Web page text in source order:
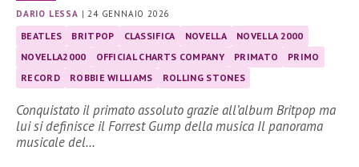
DARIO LESSA |24 GENNAIO 2026
BEATLES BRITPOP CLASSIFICA NOVELLA
NOVELLA 2000
NOVELLA2000
OFFICIAL CHARTS COMPANY PRIMATO
PRIMO
RECORD
ROBBIE WILLIAMS ROLLING STONES
Conquistato il primato assoluto grazie all’album Britpop ma
lui si definisce il Forrest Gump della musica Il panorama
musicale del…